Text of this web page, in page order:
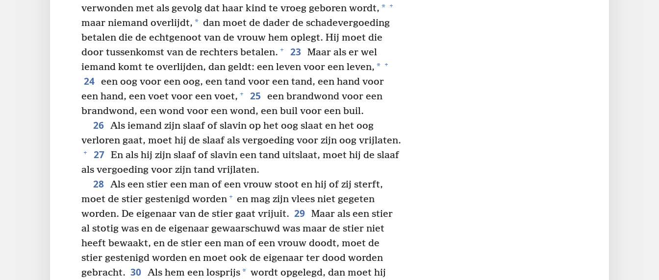
verwonden met als gevolg dat haar kind te vroeg geboren wordt, * +
maar niemand overlijdt, * dan moet de dader de schadevergoeding
betalen die de echtgenoot van de vrouw hem oplegt. Hij moet die
door tussenkomst van de rechters betalen. + 23
Maar als er wel
iemand komt te overlijden, dan geldt: een leven voor een leven, * +
24 een oog voor een oog, een tand voor een tand, een hand voor
een hand, een voet voor een voet, + 25
een brandwond voor een
brandwond, een wond voor een wond, een buil voor een buil.
26 Als iemand zijn slaaf of slavin op het oog slaat en het oog
verloren gaat, moet hij de slaaf als vergoeding voor zijn oog vrijlaten.
+ 27 En als hij zijn slaaf of slavin een tand uitslaat, moet hij de slaaf
als vergoeding voor zijn tand vrijlaten.
28 Als een stier een man of een vrouw stoot en hij of zij sterft,
moet de stier gestenigd worden + en mag zijn vlees niet gegeten
worden. De eigenaar van de stier gaat vrijuit. 29 Maar als een stier
al stotig was en de eigenaar gewaarschuwd was maar de stier niet
heeft bewaakt, en de stier een man of een vrouw doodt, moet de
stier gestenigd worden en moet ook de eigenaar ter dood worden
gebracht. 30 Als hem een losprijs* wordt opgelegd, dan moet hij